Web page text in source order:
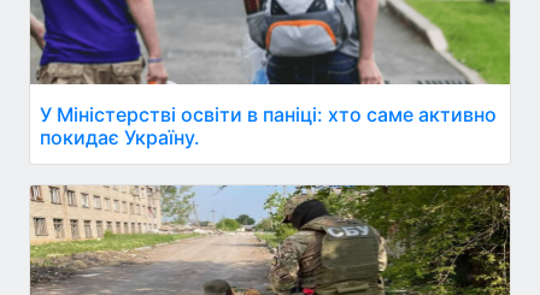
У Міністерстві освіти в паніці: хто саме активно
покидає Україну.